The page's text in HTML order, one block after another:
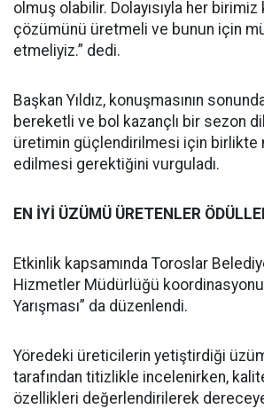
olmuş olabilir. Dolayısıyla her
çözümünü üretmeli ve bunun için
etmeliyiz.” dedi.
Başkan Yıldız, konuşmasının
bereketli ve bol kazançlı bir sezon
üretimin güçlendirilmesi için birlikte
edilmesi gerektiğini vurguladı.
EN İYİ ÜZÜMÜ ÜRETENLER
Etkinlik kapsamında Toroslar
Hizmetler Müdürlüğü
Yarışması” da düzenlendi.
Yöredeki üreticilerin yetiştirdiği
tarafından titizlikle incelenirken,
özellikleri değerlendirilerek